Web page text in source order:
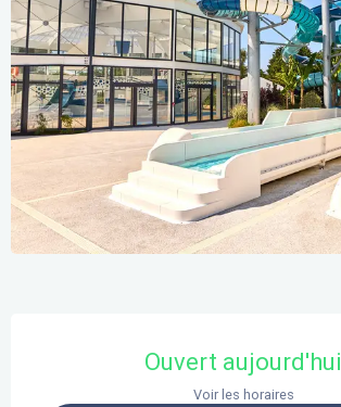
Ouvert aujourd'hui
Voir les horaires